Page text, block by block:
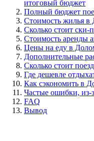
итоговый бюджет
Полный бюджет
Стоимость жилья в
Сколько стоит ски-
Стоимость аренды
Цены на еду в
Дополнительные
Сколько стоит
Где дешевле
Как сэкономить в
Частые ошибки, из-
FAQ
Вывод